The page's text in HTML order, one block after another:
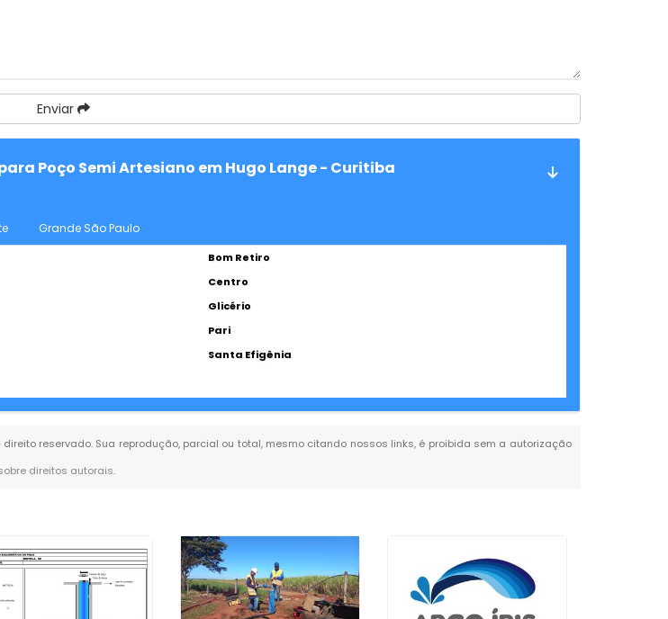
Enviar
Poço Semi Artesiano em Hugo Lange - Curitiba
Grande São Paulo
Bom Retiro
Centro
Glicério
Pari
Santa Efigênia
direito reservado. Sua reprodução, parcial ou total, mesmo citando nossos links, é proibida sem a autorização
direitos autorais.